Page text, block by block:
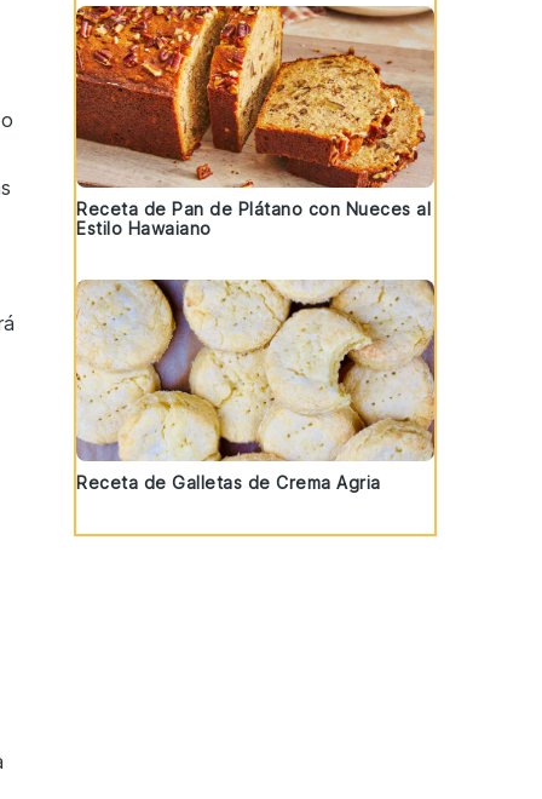
Receta de Pan de Plátano con Nueces al
Estilo Hawaiano
Receta de Galletas de Crema Agria